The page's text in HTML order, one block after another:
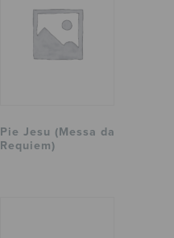
Pie Jesu (Messa da
Requiem)